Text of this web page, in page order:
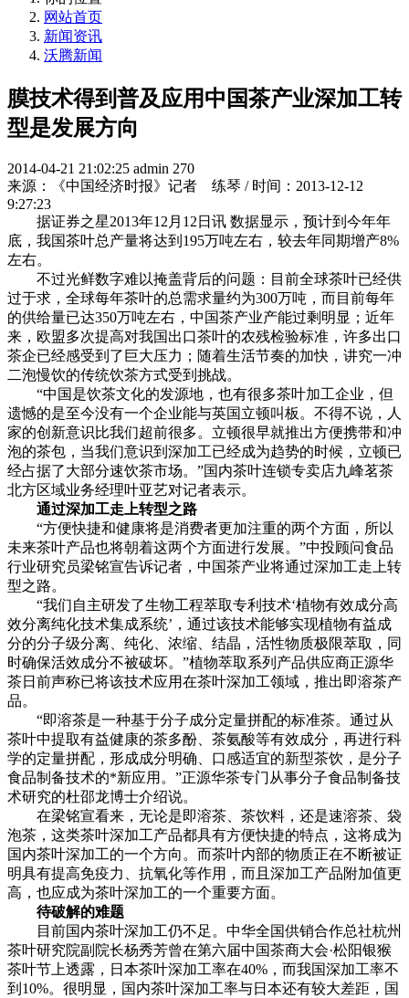
网站首页
新闻资讯
沃腾新闻
膜技术得到普及应用中国茶产业深加工转
型是发展方向
2014-04-21 21:02:25 admin 270
来源：《中国经济时报》记者 练琴 / 时间：2013-12-12
9:27:23
据证券之星2013年12月12日讯 数据显示，预计到今年年
底，我国茶叶总产量将达到195万吨左右，较去年同期增产8%
左右。
不过光鲜数字难以掩盖背后的问题：目前全球茶叶已经供
过于求，全球每年茶叶的总需求量约为300万吨，而目前每年
的供给量已达350万吨左右，中国茶产业产能过剩明显；近年
来，欧盟多次提高对我国出口茶叶的农残检验标准，许多出口
茶企已经感受到了巨大压力；随着生活节奏的加快，讲究一冲
二泡慢饮的传统饮茶方式受到挑战。
“中国是饮茶文化的发源地，也有很多茶叶加工企业，但
遗憾的是至今没有一个企业能与英国立顿叫板。不得不说，人
家的创新意识比我们超前很多。立顿很早就推出方便携带和冲
泡的茶包，当我们意识到深加工已经成为趋势的时候，立顿已
经占据了大部分速饮茶市场。”国内茶叶连锁专卖店九峰茗茶
北方区域业务经理叶亚艺对记者表示。
通过深加工走上转型之路
“方便快捷和健康将是消费者更加注重的两个方面，所以
未来茶叶产品也将朝着这两个方面进行发展。”中投顾问食品
行业研究员梁铭宣告诉记者，中国茶产业将通过深加工走上转
型之路。
“我们自主研发了生物工程萃取专利技术‘植物有效成分高
效分离纯化技术集成系统’，通过该技术能够实现植物有益成
分的分子级分离、纯化、浓缩、结晶，活性物质极限萃取，同
时确保活效成分不被破坏。”植物萃取系列产品供应商正源华
茶日前声称已将该技术应用在茶叶深加工领域，推出即溶茶产
品。
“即溶茶是一种基于分子成分定量拼配的标准茶。通过从
茶叶中提取有益健康的茶多酚、茶氨酸等有效成分，再进行科
学的定量拼配，形成成分明确、口感适宜的新型茶饮，是分子
食品制备技术的*新应用。”正源华茶专门从事分子食品制备技
术研究的杜邵龙博士介绍说。
在梁铭宣看来，无论是即溶茶、茶饮料，还是速溶茶、袋
泡茶，这类茶叶深加工产品都具有方便快捷的特点，这将成为
国内茶叶深加工的一个方向。而茶叶内部的物质正在不断被证
明具有提高免疫力、抗氧化等作用，而且深加工产品附加值更
高，也应成为茶叶深加工的一个重要方面。
待破解的难题
目前国内茶叶深加工仍不足。中华全国供销合作总社杭州
茶叶研究院副院长杨秀芳曾在第六届中国茶商大会·松阳银猴
茶叶节上透露，日本茶叶深加工率在40%，而我国深加工率不
到10%。很明显，国内茶叶深加工率与日本还有较大差距，国